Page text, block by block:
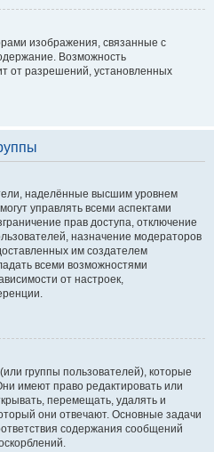
изображения, связанные с
Возможность
от разрешений, установленных
наделённые высшим уровнем
управлять всеми аспектами
прав доступа, отключение
назначение модераторов
им создателем
всеми возможностями
от настроек,
группы пользователей), которые
имеют право редактировать или
перемещать, удалять и
они отвечают. Основные задачи
содержания сообщений